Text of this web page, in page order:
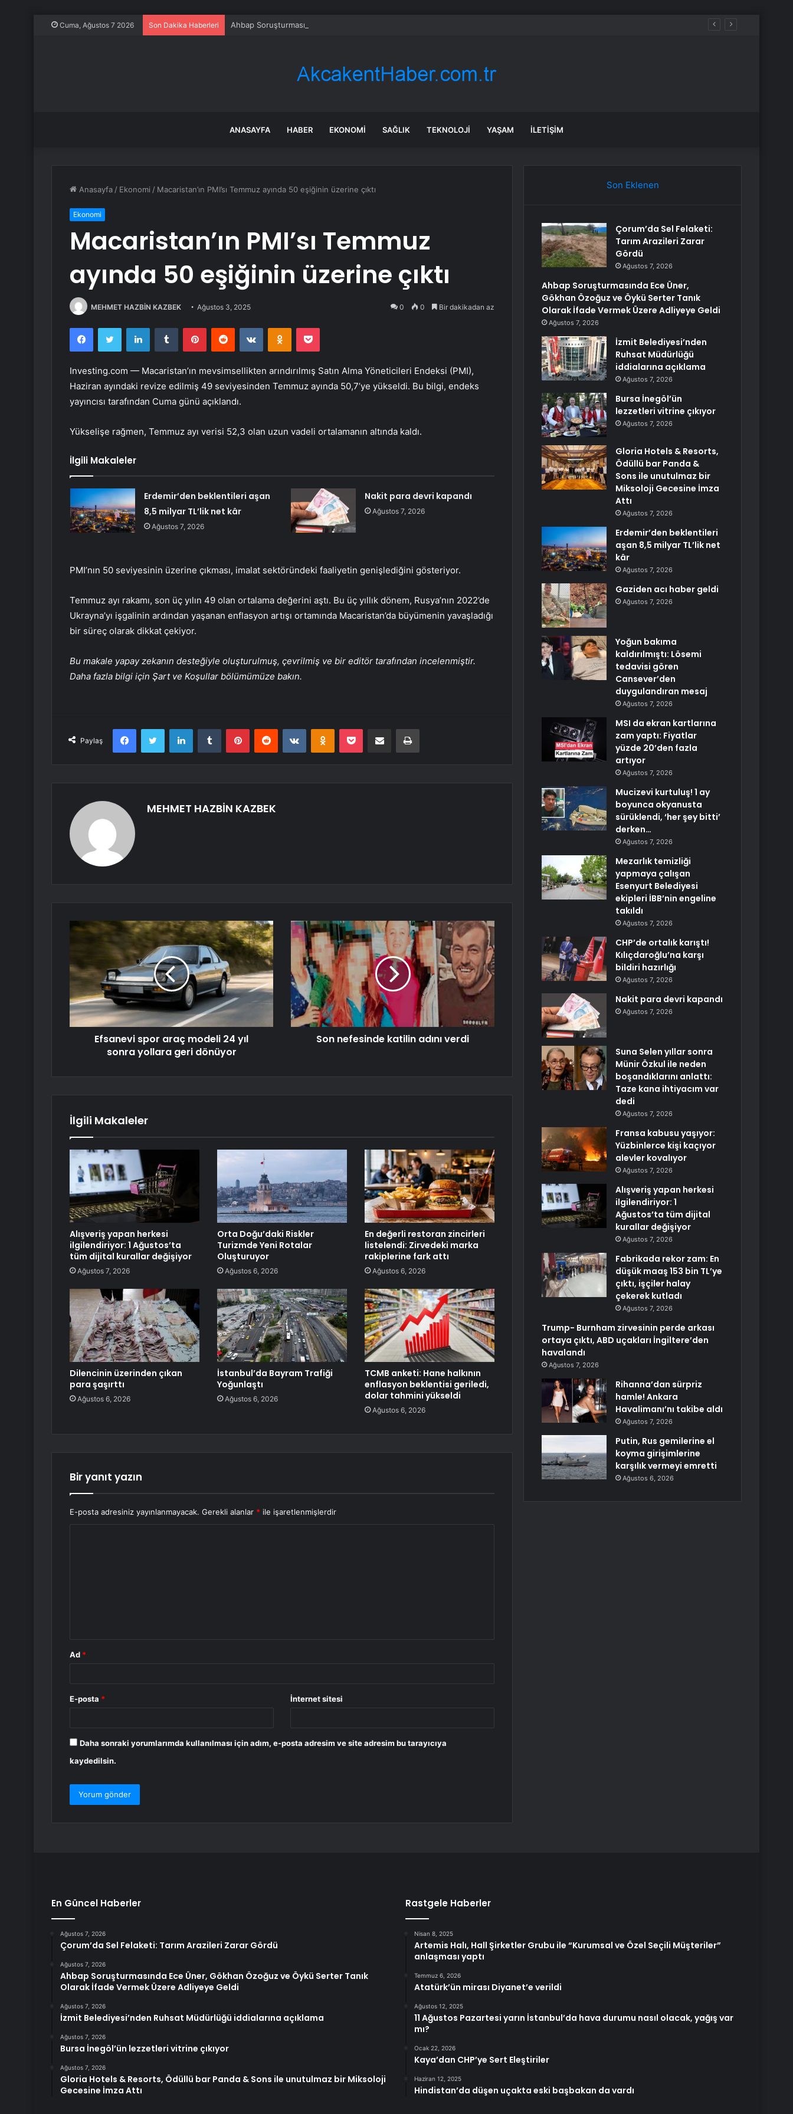
Cuma, Ağustos 7 2026 Son Dakika Haberleri Ahbap Soruşturmasında Ece Üner, Gökhan Özoğuz ve Öykü Serter Tanık Olarak İfade Vermek Üzere Adliyeye Geldi
ANASAYFA HABER EKONOMI SAĞLIK TEKNOLOJI YAŞAM İLETIŞIM
Anasayfa / Ekonomi / Macaristan’ın PMI’sı Temmuz ayında 50 eşiğinin üzerine çıktı
Ekonomi
Macaristan’ın PMI’sı Temmuz
ayında 50 eşiğinin üzerine çıktı
MEHMET HAZBİN KAZBEK Ağustos 3, 2025 0 0 Bir dakikadan az
FacebookTwitter LinkedInTumblr PinterestReddit VKontakteOdnoklassniki
Pocket
Investing.com — Macaristan’ın mevsimsellikten arındırılmış Satın Alma Yöneticileri Endeksi (PMI),
Haziran ayındaki revize edilmiş 49 seviyesinden Temmuz ayında 50,7’ye yükseldi. Bu bilgi, endeks
yayıncısı tarafından Cuma günü açıklandı.
Yükselişe rağmen, Temmuz ayı verisi 52,3 olan uzun vadeli ortalamanın altında kaldı.
İlgili Makaleler
Erdemir’den beklentileri aşan
8,5 milyar TL’lik net kâr
Ağustos 7, 2026
Nakit para devri kapandı
Ağustos 7, 2026
PMI’nın 50 seviyesinin üzerine çıkması, imalat sektöründeki faaliyetin genişlediğini gösteriyor.
Temmuz ayı rakamı, son üç yılın 49 olan ortalama değerini aştı. Bu üç yıllık dönem, Rusya’nın 2022’de
Ukrayna’yı işgalinin ardından yaşanan enflasyon artışı ortamında Macaristan’da büyümenin yavaşladığı
bir süreç olarak dikkat çekiyor.
Bu makale yapay zekanın desteğiyle oluşturulmuş, çevrilmiş ve bir editör tarafından incelenmiştir.
Daha fazla bilgi için Şart ve Koşullar bölümümüze bakın.
Paylaş
FacebookTwitter LinkedInTumblr PinterestReddit VKontakteOdnoklassniki
Pocket E-Posta ile paylaş Yazdır
MEHMET HAZBİN KAZBEK
Efsanevi spor araç modeli 24 yıl
sonra yollara geri dönüyor
Son nefesinde katilin adını verdi
İlgili Makaleler
Alışveriş yapan herkesi
ilgilendiriyor: 1 Ağustos’ta
tüm dijital kurallar değişiyor
Ağustos 7, 2026
Orta Doğu’daki Riskler
Turizmde Yeni Rotalar
Oluşturuyor
Ağustos 6, 2026
En değerli restoran zincirleri
listelendi: Zirvedeki marka
rakiplerine fark attı
Ağustos 6, 2026
Dilencinin üzerinden çıkan
para şaşırttı
Ağustos 6, 2026
İstanbul’da Bayram Trafiği
Yoğunlaştı
Ağustos 6, 2026
TCMB anketi: Hane halkının
enflasyon beklentisi geriledi,
dolar tahmini yükseldi
Ağustos 6, 2026
Bir yanıt yazın
E-posta adresiniz yayınlanmayacak. Gerekli alanlar * ile işaretlenmişlerdir
Ad *
E-posta * İnternet sitesi
Daha sonraki yorumlarımda kullanılması için adım, e-posta adresim ve site adresim bu tarayıcıya
kaydedilsin.
Son Eklenen
Çorum’da Sel Felaketi:
Tarım Arazileri Zarar
Gördü
Ağustos 7, 2026
Ahbap Soruşturmasında Ece Üner,
Gökhan Özoğuz ve Öykü Serter Tanık
Olarak İfade Vermek Üzere Adliyeye Geldi
Ağustos 7, 2026
İzmit Belediyesi’nden
Ruhsat Müdürlüğü
iddialarına açıklama
Ağustos 7, 2026
Bursa İnegöl’ün
lezzetleri vitrine çıkıyor
Ağustos 7, 2026
Gloria Hotels & Resorts,
Ödüllü bar Panda &
Sons ile unutulmaz bir
Miksoloji Gecesine İmza
Attı
Ağustos 7, 2026
Erdemir’den beklentileri
aşan 8,5 milyar TL’lik net
kâr
Ağustos 7, 2026
Gaziden acı haber geldi
Ağustos 7, 2026
Yoğun bakıma
kaldırılmıştı: Lösemi
tedavisi gören
Cansever’den
duygulandıran mesaj
Ağustos 7, 2026
MSI da ekran kartlarına
zam yaptı: Fiyatlar
yüzde 20’den fazla
artıyor
Ağustos 7, 2026
Mucizevi kurtuluş! 1 ay
boyunca okyanusta
sürüklendi, ‘her şey bitti’
derken…
Ağustos 7, 2026
Mezarlık temizliği
yapmaya çalışan
Esenyurt Belediyesi
ekipleri İBB’nin engeline
takıldı
Ağustos 7, 2026
CHP’de ortalık karıştı!
Kılıçdaroğlu’na karşı
bildiri hazırlığı
Ağustos 7, 2026
Nakit para devri kapandı
Ağustos 7, 2026
Suna Selen yıllar sonra
Münir Özkul ile neden
boşandıklarını anlattı:
Taze kana ihtiyacım var
dedi
Ağustos 7, 2026
Fransa kabusu yaşıyor:
Yüzbinlerce kişi kaçıyor
alevler kovalıyor
Ağustos 7, 2026
Alışveriş yapan herkesi
ilgilendiriyor: 1
Ağustos’ta tüm dijital
kurallar değişiyor
Ağustos 7, 2026
Fabrikada rekor zam: En
düşük maaş 153 bin TL’ye
çıktı, işçiler halay
çekerek kutladı
Ağustos 7, 2026
Trump- Burnham zirvesinin perde arkası
ortaya çıktı, ABD uçakları İngiltere’den
havalandı
Ağustos 7, 2026
Rihanna’dan sürpriz
hamle! Ankara
Havalimanı’nı takibe aldı
Ağustos 7, 2026
Putin, Rus gemilerine el
koyma girişimlerine
karşılık vermeyi emretti
Ağustos 6, 2026
En Güncel Haberler
Ağustos 7, 2026
Çorum’da Sel Felaketi: Tarım Arazileri Zarar Gördü
Ağustos 7, 2026
Ahbap Soruşturmasında Ece Üner, Gökhan Özoğuz ve Öykü Serter Tanık
Olarak İfade Vermek Üzere Adliyeye Geldi
Ağustos 7, 2026
İzmit Belediyesi’nden Ruhsat Müdürlüğü iddialarına açıklama
Ağustos 7, 2026
Bursa İnegöl’ün lezzetleri vitrine çıkıyor
Ağustos 7, 2026
Gloria Hotels & Resorts, Ödüllü bar Panda & Sons ile unutulmaz bir Miksoloji
Gecesine İmza Attı
Rastgele Haberler
Nisan 8, 2025
Artemis Halı, Hall Şirketler Grubu ile “Kurumsal ve Özel Seçili Müşteriler”
anlaşması yaptı
Temmuz 6, 2026
Atatürk’ün mirası Diyanet’e verildi
Ağustos 12, 2025
11 Ağustos Pazartesi yarın İstanbul’da hava durumu nasıl olacak, yağış var
mı?
Ocak 22, 2026
Kaya’dan CHP’ye Sert Eleştiriler
Haziran 12, 2025
Hindistan’da düşen uçakta eski başbakan da vardı